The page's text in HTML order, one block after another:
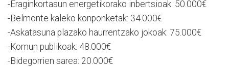
-Eraginkortasun energetikorako inbertsioak: 50.000€
-Belmonte kaleko konponketak: 34.000€
-Askatasuna plazako haurrentzako jokoak: 75.000€
-Komun publikoak: 48.000€
-Bidegorrien sarea: 20.000€